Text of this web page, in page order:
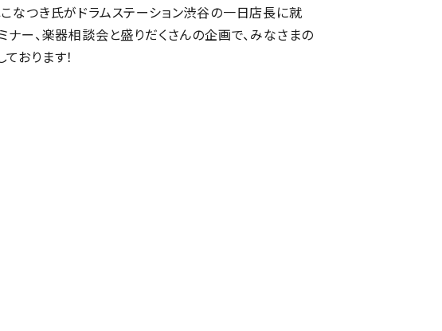
こなつき氏がドラムステーション渋谷の一日店長に就
ナー、楽器相談会と盛りだくさんの企画で、みなさまの
おります！